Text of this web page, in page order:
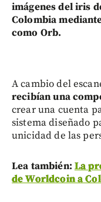
imágenes del iris
Colombia
como Orb.
A cambio del
recibían una
crear una cuenta
sistema diseñado
unicidad de las
Lea también: La
de Worldcoin a